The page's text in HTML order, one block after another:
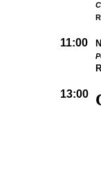
11:00
13:00